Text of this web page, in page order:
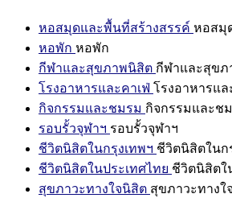
หอสมุดและพื้นที่สร้างสรรค์ หอสมุ
หอพัก หอพัก
กีฬาและสุขภาพนิสิต กีฬาและสุข
โรงอาหารและคาเฟ่ โรงอาหารแล
กิจกรรมและชมรม กิจกรรมและช
รอบรั้วจุฬาฯ รอบรั้วจุฬาฯ
ชีวิตนิสิตในกรุงเทพฯ ชีวิตนิสิตในก
ชีวิตนิสิตในประเทศไทย ชีวิตนิสิตใ
สุขภาวะทางใจนิสิต สุขภาวะทางใ